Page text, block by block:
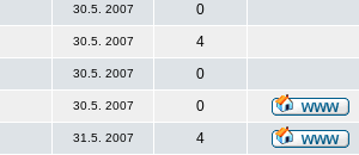
30.5. 2007
0
30.5. 2007
4
30.5. 2007
0
30.5. 2007
0
31.5. 2007
4